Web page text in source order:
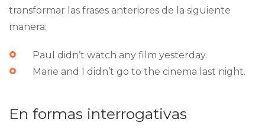
transformar las frases anteriores de la siguiente
manera:
Paul didn’t watch any film yesterday.
Marie and I didn’t go to the cinema last night.
En formas interrogativas